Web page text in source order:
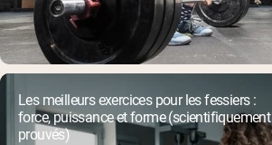
Les meilleurs exercices pour les fessiers :
force, puissance et forme (scientifiquement
prouvés)